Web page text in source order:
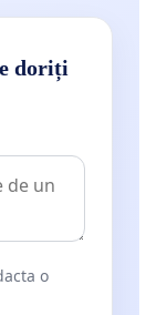
doriți
o